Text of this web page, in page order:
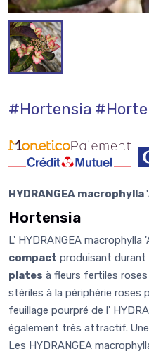
#Hortensia
HYDRANGEA macrophylla
Hortensia
L' HYDRANGEA
compact produisant durant
plates à fleurs fertiles
stériles à la périphérie roses
feuillage pourpré de l'
également très attractif.
Les HYDRANGEA